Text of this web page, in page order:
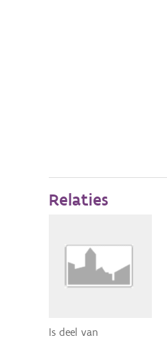
Relaties
Is deel van